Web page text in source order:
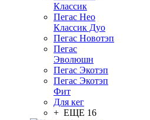
Классик
Пегас Нео
Классик Дуо
Пегас Новотэп
Пегас
Эволюшн
Пегас Экотэп
Пегас Экотэп
Фит
Для кег
+ ЕЩЕ 16